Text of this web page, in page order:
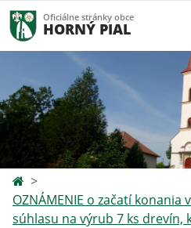
Oficiálne stránky obce
HORNÝ PIAL
OZNÁMENIE o začatí konania
súhlasu na výrub 7 ks drevín,